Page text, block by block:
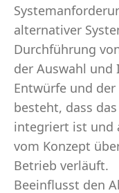
alternativer
Durchführung
der Auswahl
Entwürfe und
besteht, dass
integriert ist und
vom Konzept
Betrieb verläuft.
Beeinflusst den